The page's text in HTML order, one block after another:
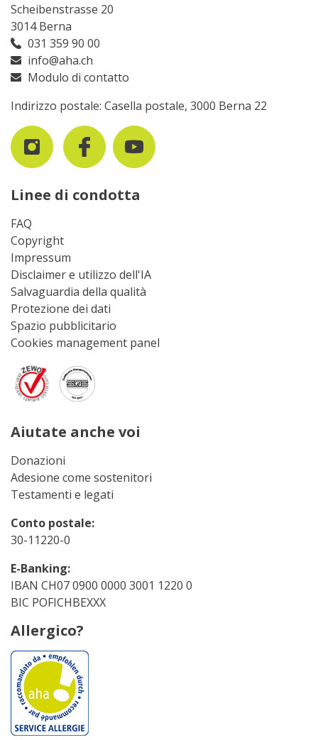
Scheibenstrasse 20
3014 Berna
031 359 90 00
info@aha.ch
Modulo di contatto
Indirizzo postale: Casella postale, 3000 Berna 22
Linee di condotta
FAQ
Copyright
Impressum
Disclaimer e utilizzo dell'IA
Salvaguardia della qualità
Protezione dei dati
Spazio pubblicitario
Cookies management panel
Aiutate anche voi
Donazioni
Adesione come sostenitori
Testamenti e legati
Conto postale:
30-11220-0
E-Banking:
IBAN CH07 0900 0000 3001 1220 0
BIC POFICHBEXXX
Allergico?